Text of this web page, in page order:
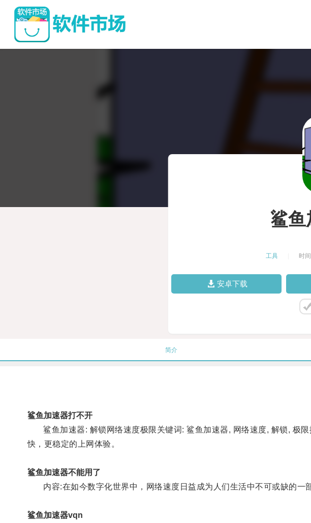
鲨鱼
工具 时
安卓下载
简介
鲨鱼加速器打不开
鲨鱼加速器: 解锁网络速度极限关键词: 鲨鱼加速器, 网络速度, 解锁, 极限
快，更稳定的上网体验。
鲨鱼加速器不能用了
内容:在如今数字化世界中，网络速度日益成为人们生活中不可或缺的一部
鲨鱼加速器vqn